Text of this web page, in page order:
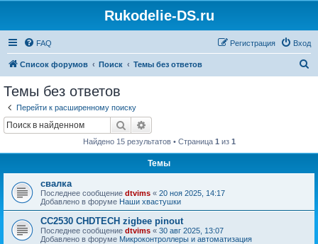
Rukodelie-DS.ru
FAQ Вход
Регистрация
Список форумов Поиск Темы без ответов
Темы без ответов
Перейти к расширенному поиску
Поиск
Найдено 15 результатов • Страница 1 из 1
Темы
свалка
Последнее сообщение dtvims « 20 ноя 2025, 14:17
Добавлено в форуме Наши хвастушки
CC2530 CHDTECH zigbee pinout
Последнее сообщение dtvims « 30 авг 2025, 13:07
Добавлено в форуме Микроконтроллеры и автоматизация